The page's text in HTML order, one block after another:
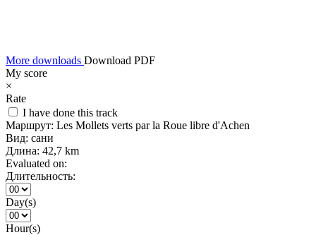
More downloads Download PDF
My score
×
Rate
I have done this track
Маршрут: Les Mollets verts par la Roue libre d'Achen
Вид: сани
Длина: 42,7 km
Evaluated on:
Длительность:
Day(s)
Hour(s)